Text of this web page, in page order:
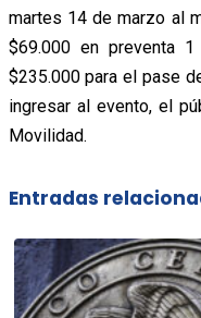
martes 14 de marzo al
$69.000 en preventa
$235.000 para el pase
ingresar al evento, el
Movilidad.
Entradas